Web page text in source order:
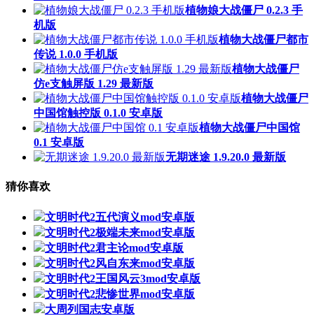
植物娘大战僵尸 0.2.3 手
机版
植物大战僵尸都市
传说 1.0.0 手机版
植物大战僵尸
仿e支触屏版 1.29 最新版
植物大战僵尸
中国馆触控版 0.1.0 安卓版
植物大战僵尸中国馆
0.1 安卓版
无期迷途 1.9.20.0 最新版
猜你喜欢
文明时代2五代演义mod安卓版
文明时代2极端未来mod安卓版
文明时代2君主论mod安卓版
文明时代2风自东来mod安卓版
文明时代2王国风云3mod安卓版
文明时代2悲惨世界mod安卓版
大周列国志安卓版